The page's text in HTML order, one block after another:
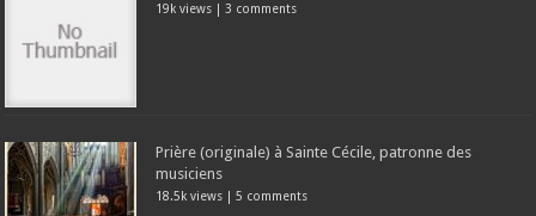
19k views | 3 comments
Prière (originale) à Sainte Cécile, patronne des
musiciens
18.5k views |5 comments